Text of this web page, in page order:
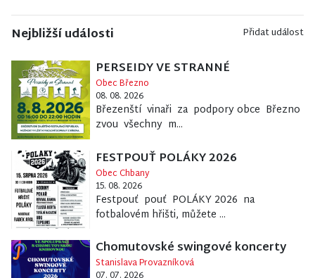
Nejbližší události Přidat událost
PERSEIDY VE STRANNÉ
Obec Březno
08. 08. 2026
Březenští vinaři za podpory obce Březno
zvou všechny m...
FESTPOUŤ POLÁKY 2026
Obec Chbany
15. 08. 2026
Festpouť pouť POLÁKY 2026 na
fotbalovém hřišti, můžete ...
Chomutovské swingové koncerty
Stanislava Provazníková